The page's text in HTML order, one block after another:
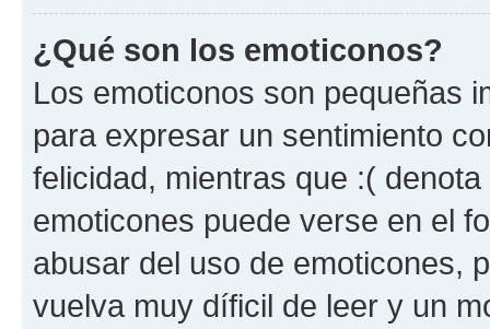
¿Qué son los emoticonos?
Los emoticonos son pequeñas
para expresar un sentimiento
felicidad, mientras que :(
emoticones puede verse en el
abusar del uso de emoticones,
vuelva muy díficil de leer y un